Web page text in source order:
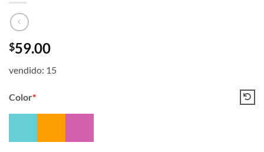
$59.00
vendido: 15
*
Color